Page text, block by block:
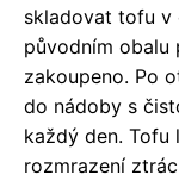
skladovat tofu v
původním obalu
zakoupeno. Po
do nádoby s
každý den. Tofu
rozmrazení